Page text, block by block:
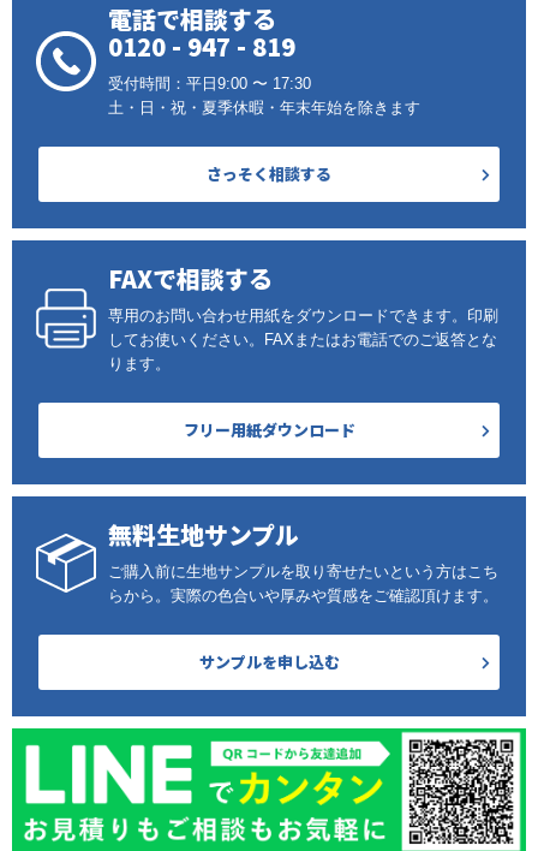
電話で相談する
0120 - 947 - 819
受付時間：平日9:00 〜 17:30
土・日・祝・夏季休暇・年末年始を除きます
さっそく相談する
FAXで相談する
専用のお問い合わせ用紙をダウンロードできます。印刷
してお使いください。FAXまたはお電話でのご返答とな
ります。
フリー用紙ダウンロード
無料生地サンプル
ご購入前に生地サンプルを取り寄せたいという方はこち
らから。実際の色合いや厚みや質感をご確認頂けます。
サンプルを申し込む